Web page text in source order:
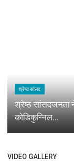
श्रेष्ठ सांसद
श्रेष्ठ सांसदजनता
कोडिकुन्निल...
VIDEO GALLERY